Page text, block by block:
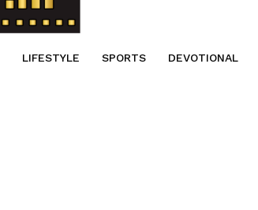
LIFESTYLE SPORTS DEVOTIONAL